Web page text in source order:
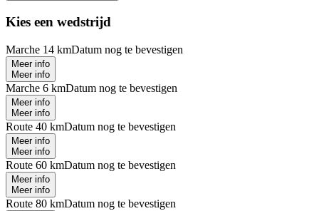
Kies een wedstrijd
Marche 14 kmDatum nog te bevestigen
Meer info
Meer info
Marche 6 kmDatum nog te bevestigen
Meer info
Meer info
Route 40 kmDatum nog te bevestigen
Meer info
Meer info
Route 60 kmDatum nog te bevestigen
Meer info
Meer info
Route 80 kmDatum nog te bevestigen